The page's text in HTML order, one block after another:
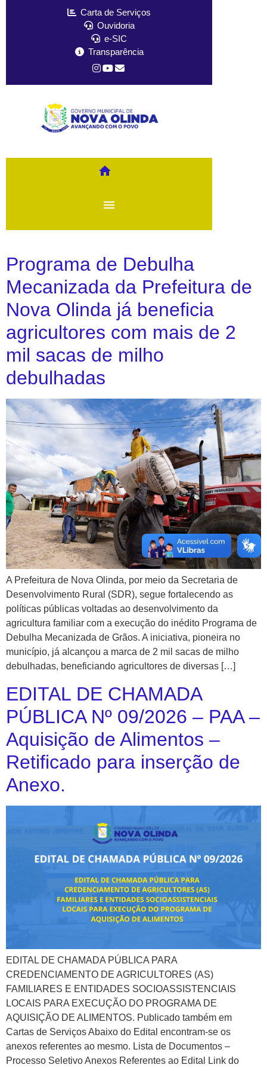
Carta de Serviços
Ouvidoria
e-SIC
Transparência
menu
home
Programa de Debulha
Mecanizada da Prefeitura de
Nova Olinda já beneficia
agricultores com mais de 2
mil sacas de milho
debulhadas
A Prefeitura de Nova Olinda, por meio da Secretaria de
Desenvolvimento Rural (SDR), segue fortalecendo as
políticas públicas voltadas ao desenvolvimento da
agricultura familiar com a execução do inédito Programa de
Debulha Mecanizada de Grãos. A iniciativa, pioneira no
município, já alcançou a marca de 2 mil sacas de milho
debulhadas, beneficiando agricultores de diversas […]
EDITAL DE CHAMADA
PÚBLICA Nº 09/2026 – PAA –
Aquisição de Alimentos –
Retificado para inserção de
Anexo.
EDITAL DE CHAMADA PÚBLICA PARA
CREDENCIAMENTO DE AGRICULTORES (AS)
FAMILIARES E ENTIDADES SOCIOASSISTENCIAIS
LOCAIS PARA EXECUÇÃO DO PROGRAMA DE
AQUISIÇÃO DE ALIMENTOS. Publicado também em
Cartas de Serviços Abaixo do Edital encontram-se os
anexos referentes ao mesmo. Lista de Documentos –
Processo Seletivo Anexos Referentes ao Edital Link do